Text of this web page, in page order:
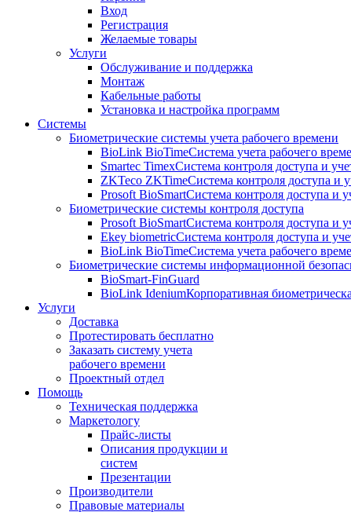
Вход
Регистрация
Желаемые товары
Услуги
Обслуживание и поддержка
Монтаж
Кабельные работы
Установка и настройка программ
Системы
Биометрические системы учета рабочего времени
BioLink BioTimeСистема учета рабочего
Smartec TimexСистема контроля доступа и
ZKTeco ZKTimeСистема контроля доступа и
Prosoft BioSmartСистема контроля доступа и
Биометрические системы контроля доступа
Prosoft BioSmartСистема контроля доступа и
Ekey biometricСистема контроля доступа и
BioLink BioTimeСистема учета рабочего
Биометрические системы информационной
BioSmart-FinGuard
BioLink IdeniumКорпоративная
Услуги
Доставка
Протестировать бесплатно
Заказать систему учета
рабочего времени
Проектный отдел
Помощь
Техническая поддержка
Маркетологу
Прайс-листы
Описания продукции и
систем
Презентации
Производители
Правовые материалы